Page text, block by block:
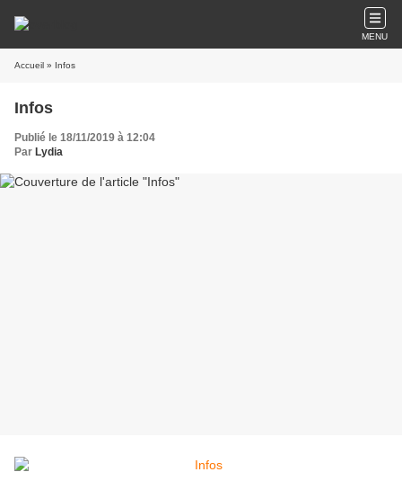
MENU
Accueil » Infos
Infos
Publié le 18/11/2019 à 12:04
Par Lydia